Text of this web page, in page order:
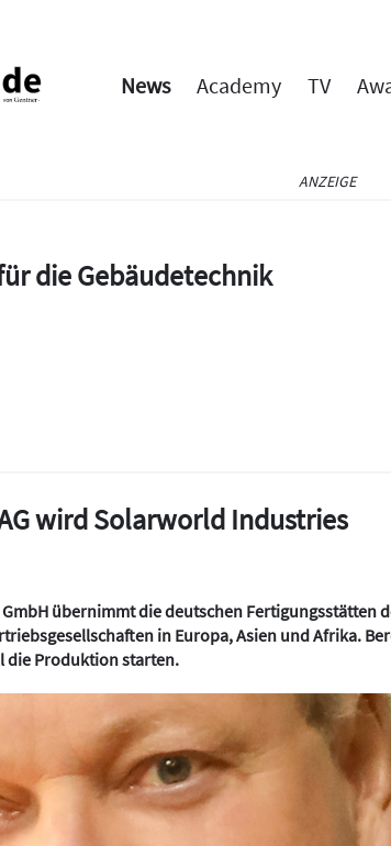
News Academy TV
ANZEIGE
die Gebäudetechnik
wird Solarworld Industries
übernimmt die deutschen Fertigungsstätten
in Europa, Asien und Afrika.
die Produktion starten.